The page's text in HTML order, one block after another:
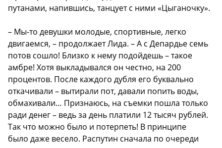
путанами, напившись, танцует с ними «Цыганочку».
– Мы-то девушки молодые, спортивные, легко
двигаемся, – продолжает Лида. – А с Депардье семь
потов сошло! Близко к нему подойдешь – такое
амбре! Хотя выкладывался он честно, на 200
процентов. После каждого дубля его буквально
откачивали – вытирали пот, давали попить воды,
обмахивали… Признаюсь, на съемки пошла только
ради денег – ведь за день платили 12 тысяч рублей.
Так что можно было и потерпеть! В принципе
было даже весело. Распутин сначала по очереди